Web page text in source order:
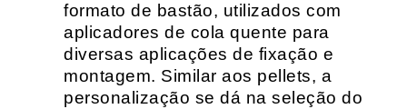
formato de bastão, utilizados com
aplicadores de cola quente para
diversas aplicações de fixação e
montagem. Similar aos pellets, a
personalização se dá na seleção do